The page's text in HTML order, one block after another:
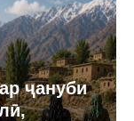
ҷануби